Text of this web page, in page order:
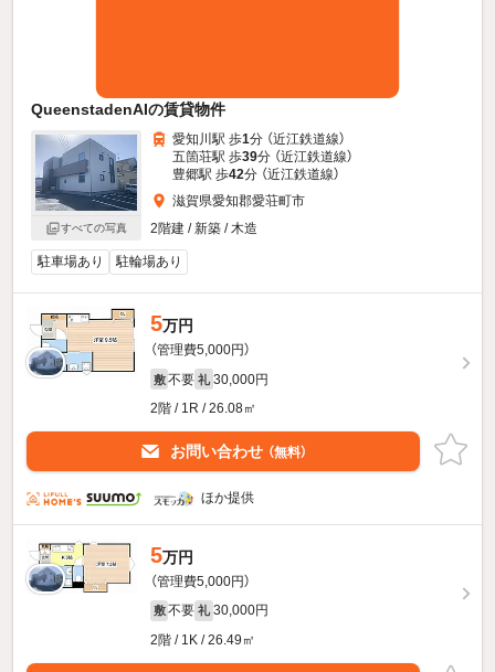
QueenstadenAIの賃貸物件
すべての写真
愛知川駅 歩1分 （近江鉄道線）
五箇荘駅 歩39分 （近江鉄道線）
豊郷駅 歩42分 （近江鉄道線）
滋賀県愛知郡愛荘町市
2階建 / 新築 / 木造
駐車場あり 駐輪場あり
5万円
（管理費5,000円）
敷 不要 礼 30,000円
2階 / 1R / 26.08㎡
お問い合わせ （無料）
ほか提供
5万円
（管理費5,000円）
敷 不要 礼 30,000円
2階 / 1K / 26.49㎡